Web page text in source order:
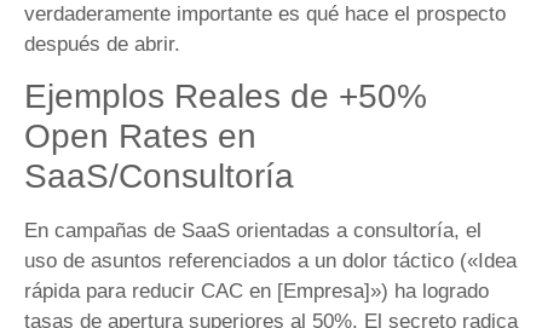
verdaderamente importante es qué hace el prospecto
después de abrir.
Ejemplos Reales de +50%
Open Rates en
SaaS/Consultoría
En campañas de SaaS orientadas a consultoría, el
uso de asuntos referenciados a un dolor táctico («Idea
rápida para reducir CAC en [Empresa]») ha logrado
tasas de apertura superiores al 50%. El secreto radica